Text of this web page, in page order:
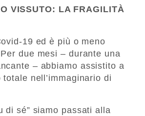
VISSUTO: LA FRAGILITÀ
19 ed è più o meno
due mesi – durante una
– abbiamo assistito a
nell’immaginario di
di sé” siamo passati alla